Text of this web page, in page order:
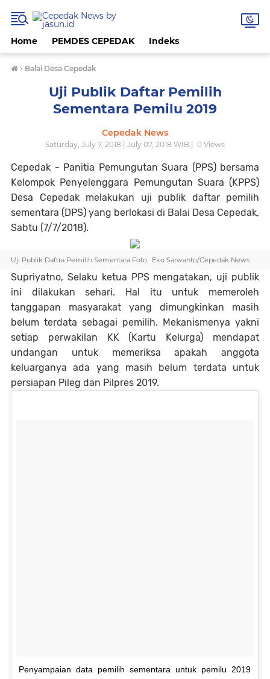
Home PEMDES CEPEDAK Indeks
› Balai Desa Cepedak
Uji Publik Daftar Pemilih
Sementara Pemilu 2019
Cepedak News
Saturday, July 7, 2018 | July 07, 2018 WIB | 0 Views
Cepedak - Panitia Pemungutan Suara (PPS) bersama
Kelompok Penyelenggara Pemungutan Suara (KPPS)
Desa Cepedak melakukan uji publik daftar pemilih
sementara (DPS) yang berlokasi di Balai Desa Cepedak,
Sabtu (7/7/2018).
Uji Publik Daftra Pemilih Sementara Foto : Eko Sarwanto/Cepedak News
Supriyatno, Selaku ketua PPS mengatakan, uji publik
ini dilakukan sehari. Hal itu untuk memeroleh
tanggapan masyarakat yang dimungkinkan masih
belum terdata sebagai pemilih. Mekanismenya yakni
setiap perwakilan KK (Kartu Kelurga) mendapat
undangan untuk memeriksa apakah anggota
keluarganya ada yang masih belum terdata untuk
persiapan Pileg dan Pilpres 2019.
Penyampaian data pemilih sementara untuk pemilu 2019